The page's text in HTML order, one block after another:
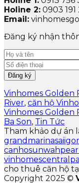
Holine 2: 0903 191
Email:
Đăng ký nhận
Vinhomes Golden
River, căn hộ
Vinhomes Golden
Ba Son, Tin Tức
Tham khảo dự án
cho thuê căn hộ
Copyright 2025 ©